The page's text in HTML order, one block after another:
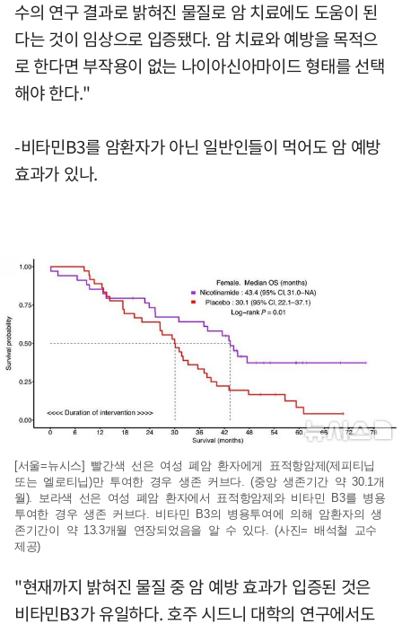
수의 연구 결과로 밝혀진 물질로 암 치료에도 도움이 된
다는 것이 임상으로 입증됐다. 암 치료와 예방을 목적으
로 한다면 부작용이 없는 나이아신아마이드 형태를 선택
해야 한다."
-비타민B3를 암환자가 아닌 일반인들이 먹어도 암 예방
효과가 있나.
[서울=뉴시스] 빨간색 선은 여성 폐암 환자에게 표적항암제(제피티닙
또는 엘로티닙)만 투여한 경우 생존 커브다. (중앙 생존기간 약 30.1개
월). 보라색 선은 여성 폐암 환자에서 표적항암제와 비타민 B3를 병용
투여한 경우 생존 커브다. 비타민 B3의 병용투여에 의해 암환자의 생
존기간이 약 13.3개월 연장되었음을 알 수 있다. (사진= 배석철 교수
제공)
"현재까지 밝혀진 물질 중 암 예방 효과가 입증된 것은
비타민B3가 유일하다. 호주 시드니 대학의 연구에서도